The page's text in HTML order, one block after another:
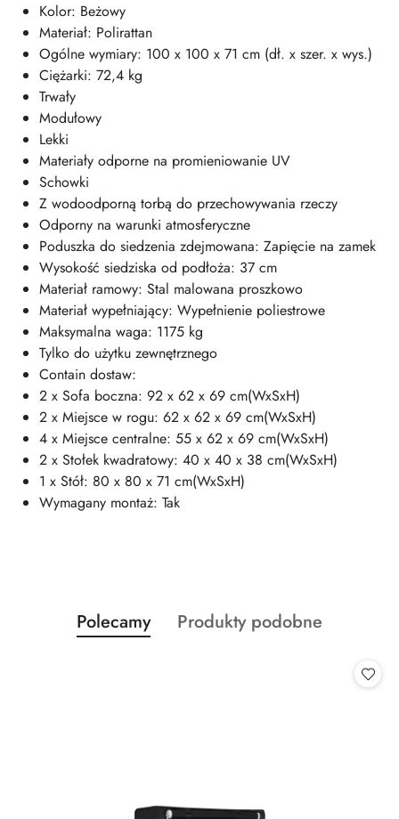
Kolor: Beżowy
Materiał: Polirattan
Ogólne wymiary: 100 x 100 x 71 cm (dł. x szer. x wys.)
Ciężarki: 72,4 kg
Trwały
Modułowy
Lekki
Materiały odporne na promieniowanie UV
Schowki
Z wodoodporną torbą do przechowywania rzeczy
Odporny na warunki atmosferyczne
Poduszka do siedzenia zdejmowana: Zapięcie na zamek
Wysokość siedziska od podłoża: 37 cm
Materiał ramowy: Stal malowana proszkowo
Materiał wypełniający: Wypełnienie poliestrowe
Maksymalna waga: 1175 kg
Tylko do użytku zewnętrznego
Contain dostaw:
2 x Sofa boczna: 92 x 62 x 69 cm(WxSxH)
2 x Miejsce w rogu: 62 x 62 x 69 cm(WxSxH)
4 x Miejsce centralne: 55 x 62 x 69 cm(WxSxH)
2 x Stołek kwadratowy: 40 x 40 x 38 cm(WxSxH)
1 x Stół: 80 x 80 x 71 cm(WxSxH)
Wymagany montaż: Tak
Pomiń karuzelę produktów
Produkty
o
Polecamy
Produkty
Produkty podobne